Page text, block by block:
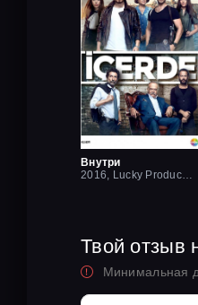
Внутри
Твой отзыв
Минимальная